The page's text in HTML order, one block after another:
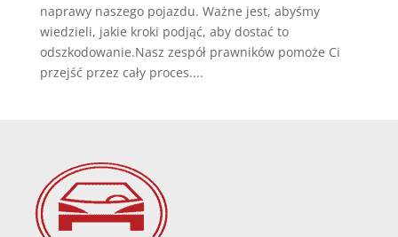
naprawy naszego pojazdu. Ważne jest, abyśmy
wiedzieli, jakie kroki podjąć, aby dostać to
odszkodowanie.Nasz zespół prawników pomoże Ci
przejść przez cały proces....